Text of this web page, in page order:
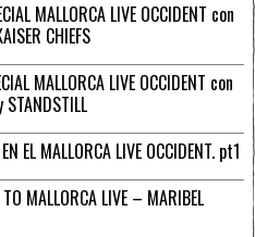
MALLORCA LIVE OCCIDENT con
CHIEFS
MALLORCA LIVE OCCIDENT con
STANDSTILL
EL MALLORCA LIVE OCCIDENT. pt1
MALLORCA LIVE – MARIBEL